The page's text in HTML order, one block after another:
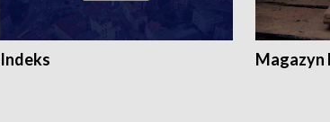
Indeks Magazyn